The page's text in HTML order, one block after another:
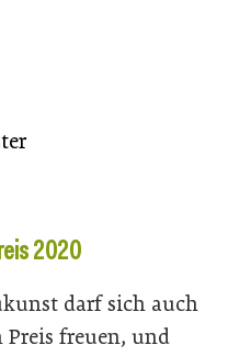
2020
darf sich auch
freuen, und